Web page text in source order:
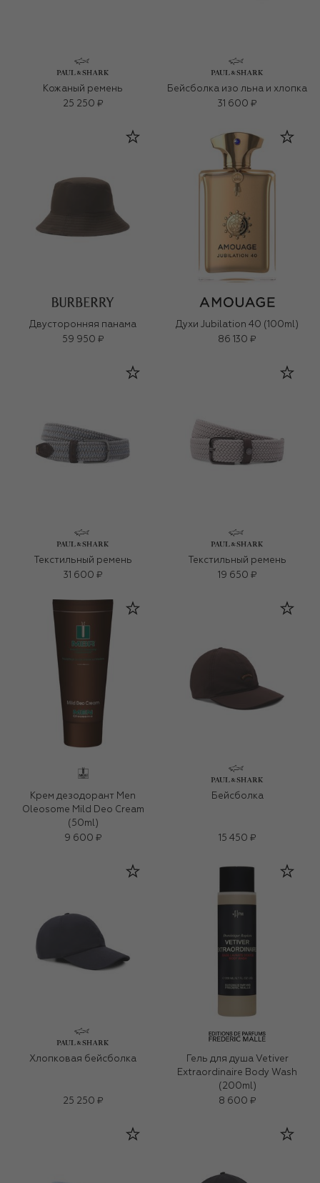
Кожаный ремень
25 250 ₽
Бейсболка изо льна и хлопка
31 600 ₽
Двусторонняя панама
59 950 ₽
Духи Jubilation 40 (100ml)
86 130 ₽
Текстильный ремень
31 600 ₽
Текстильный ремень
19 650 ₽
Крем дезодорант Men
Oleosome Mild Deo Cream
(50ml)
9 600 ₽
Бейсболка
15 450 ₽
Хлопковая бейсболка
25 250 ₽
Гель для душа Vetiver
Extraordinaire Body Wash
(200ml)
8 600 ₽